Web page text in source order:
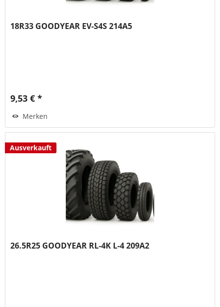
18R33 GOODYEAR EV-S4S 214A5
9,53 € *
Merken
Ausverkauft
26.5R25 GOODYEAR RL-4K L-4 209A2